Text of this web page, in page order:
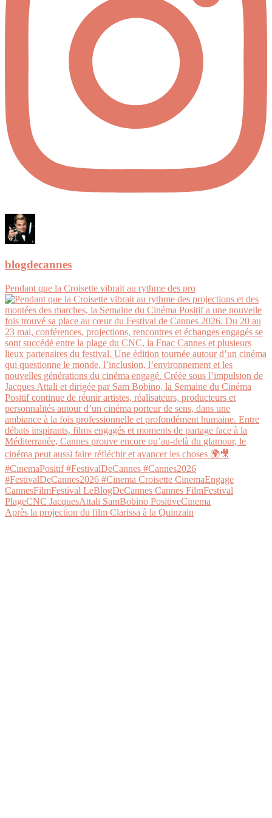
blogdecannes
Pendant que la Croisette vibrait au rythme des pro
Après la projection du film Clarissa à la Quinzain